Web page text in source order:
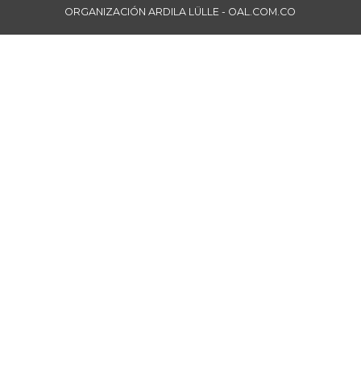
ORGANIZACIÓN ARDILA LÜLLE - OAL.COM.CO